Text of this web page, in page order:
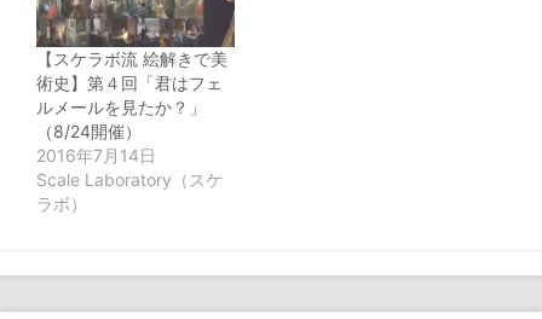
【スケラボ流 絵解きで美
術史】第４回「君はフェ
ルメールを見たか？」
（8/24開催）
2016年7月14日
Scale Laboratory（スケ
ラボ）